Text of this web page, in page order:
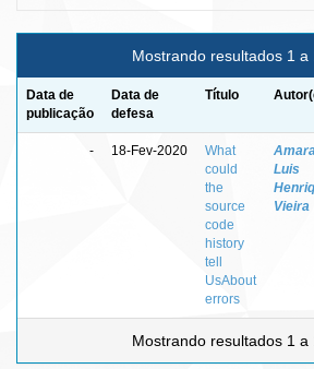
Mostrando resultados 1 a
Data de
publicação
Data de
defesa
Título
- 18-Fev-2020
What
could
the
source
code
history
tell
UsAbout
errors
Luis
Vieira
Mostrando resultados 1 a